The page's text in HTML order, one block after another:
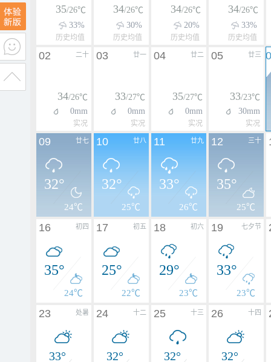
35/26℃
33%
历史均值
34/26℃
30%
历史均值
34/26℃
20%
历史均值
34/26℃
33%
历史均值
二十
02
34/26℃
0mm
实况
廿一
03
33/27℃
0mm
实况
廿二
04
35/27℃
0mm
实况
廿三
05
33/23℃
30mm
实况
廿七
09
32°
24℃
廿八
10
32°
25℃
廿九
11
33°
26℃
三十
12
35°
25℃
初四
16
35°
24℃
初五
17
25°
22℃
初六
18
29°
23℃
七夕节
19
33°
23℃
处暑
23
33°
十二
24
32°
十三
25
32°
十四
26
32°